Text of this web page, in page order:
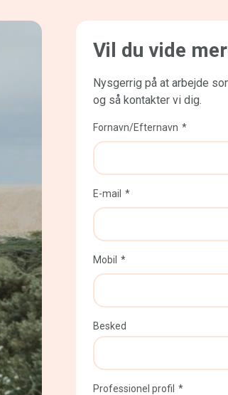
Vil du vide
Nysgerrig på at arbejde
og så kontakter vi dig.
Fornavn/Efternavn
E-mail
Mobil
Besked
Professionel profil